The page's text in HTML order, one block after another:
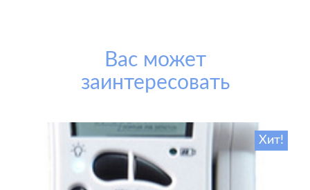
Вас может
заинтересовать
Хит!